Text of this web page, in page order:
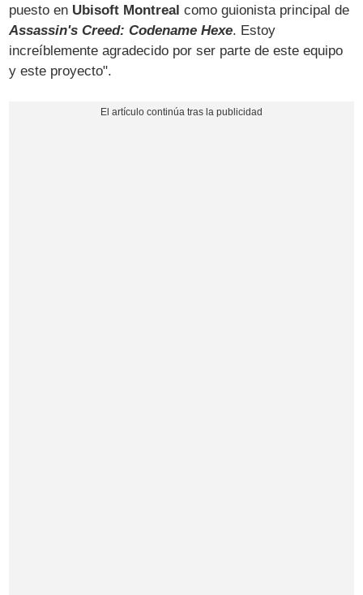
puesto en Ubisoft Montreal como guionista principal de
Assassin's Creed: Codename Hexe. Estoy
increíblemente agradecido por ser parte de este equipo
y este proyecto".